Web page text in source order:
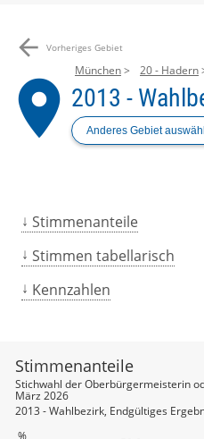
arrow_back Vorheriges Gebiet
place
München 20 - Hadern
2013 -
Anderes Gebiet
Stimmenanteile
Stimmen tabellarisch
Kennzahlen
%
Stimmenanteile
Stichwahl der Oberbürgermeisterin
März 2026
2013 - Wahlbezirk, Endgültiges